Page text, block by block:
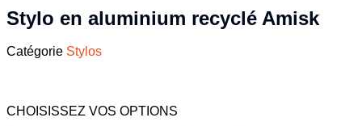
Stylo en aluminium recyclé Amisk
Catégorie Stylos
CHOISISSEZ VOS OPTIONS